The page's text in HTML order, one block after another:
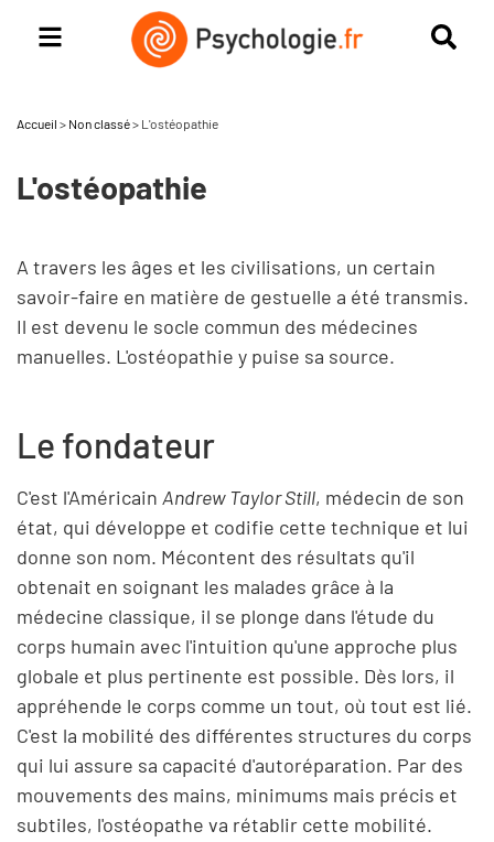
Accueil > Non classé> L'ostéopathie
L'ostéopathie
A travers les âges et les civilisations, un certain
savoir-faire en matière de gestuelle a été transmis.
Il est devenu le socle commun des médecines
manuelles. L'ostéopathie y puise sa source.
Le fondateur
C'est l'Américain Andrew Taylor Still, médecin de son
état, qui développe et codifie cette technique et lui
donne son nom. Mécontent des résultats qu'il
obtenait en soignant les malades grâce à la
médecine classique, il se plonge dans l'étude du
corps humain avec l'intuition qu'une approche plus
globale et plus pertinente est possible. Dès lors, il
appréhende le corps comme un tout, où tout est lié.
C'est la mobilité des différentes structures du corps
qui lui assure sa capacité d'autoréparation. Par des
mouvements des mains, minimums mais précis et
subtiles, l'ostéopathe va rétablir cette mobilité.